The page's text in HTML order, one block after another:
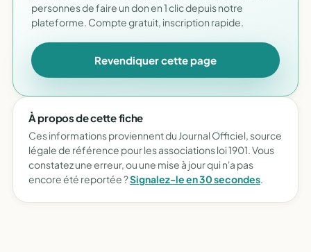
personnes de faire un don en 1 clic depuis notre
plateforme. Compte gratuit, inscription rapide.
Revendiquer cette page
À propos de cette fiche
Ces informations proviennent du Journal Officiel, source
légale de référence pour les associations loi 1901. Vous
constatez une erreur, ou une mise à jour qui n'a pas
encore été reportée ?Signalez-le en 30 secondes.